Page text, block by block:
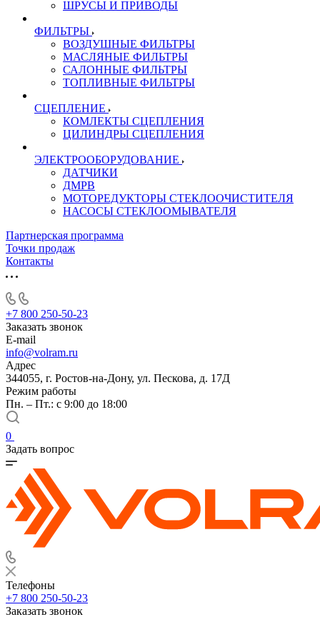
ШРУСЫ И ПРИВОДЫ
ФИЛЬТРЫ
ВОЗДУШНЫЕ ФИЛЬТРЫ
МАСЛЯНЫЕ ФИЛЬТРЫ
САЛОННЫЕ ФИЛЬТРЫ
ТОПЛИВНЫЕ ФИЛЬТРЫ
СЦЕПЛЕНИЕ
КОМЛЕКТЫ СЦЕПЛЕНИЯ
ЦИЛИНДРЫ СЦЕПЛЕНИЯ
ЭЛЕКТРООБОРУДОВАНИЕ
ДАТЧИКИ
ДМРВ
МОТОРЕДУКТОРЫ СТЕКЛООЧИСТИТЕЛЯ
НАСОСЫ СТЕКЛООМЫВАТЕЛЯ
Партнерская программа
Точки продаж
Контакты
+7 800 250-50-23
Заказать звонок
E-mail
info@volram.ru
Адрес
344055, г. Ростов-на-Дону, ул. Пескова, д. 17Д
Режим работы
Пн. – Пт.: с 9:00 до 18:00
0
Задать вопрос
Телефоны
+7 800 250-50-23
Заказать звонок